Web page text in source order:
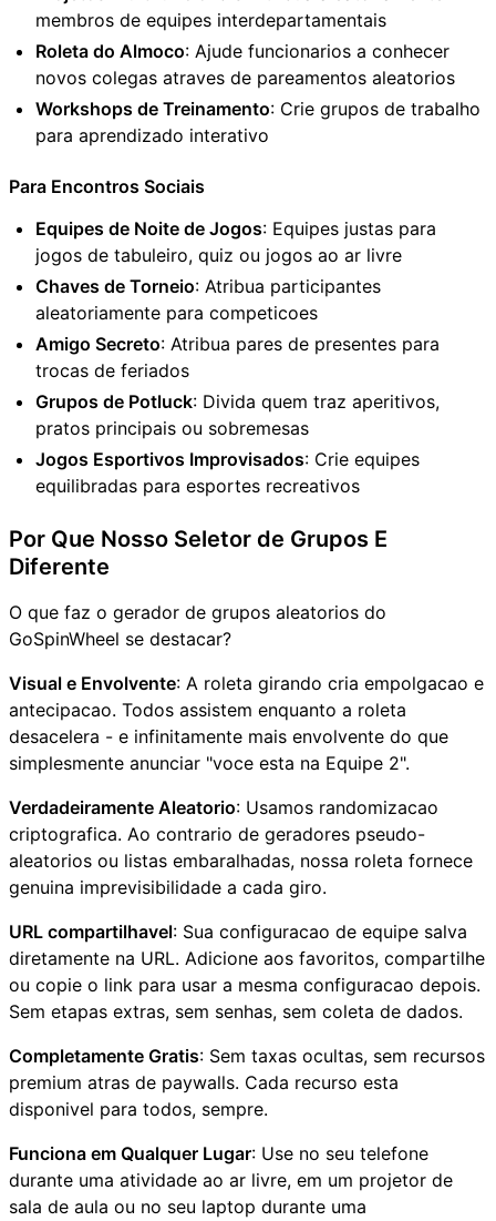
membros de equipes interdepartamentais
Roleta do Almoco: Ajude funcionarios a conhecer
novos colegas atraves de pareamentos aleatorios
Workshops de Treinamento: Crie grupos de trabalho
para aprendizado interativo
Para Encontros Sociais
Equipes de Noite de Jogos: Equipes justas para
jogos de tabuleiro, quiz ou jogos ao ar livre
Chaves de Torneio: Atribua participantes
aleatoriamente para competicoes
Amigo Secreto: Atribua pares de presentes para
trocas de feriados
Grupos de Potluck: Divida quem traz aperitivos,
pratos principais ou sobremesas
Jogos Esportivos Improvisados: Crie equipes
equilibradas para esportes recreativos
Por Que Nosso Seletor de Grupos E
Diferente
O que faz o gerador de grupos aleatorios do
GoSpinWheel se destacar?
Visual e Envolvente: A roleta girando cria empolgacao e
antecipacao. Todos assistem enquanto a roleta
desacelera - e infinitamente mais envolvente do que
simplesmente anunciar "voce esta na Equipe 2".
Verdadeiramente Aleatorio: Usamos randomizacao
criptografica. Ao contrario de geradores pseudo-
aleatorios ou listas embaralhadas, nossa roleta fornece
genuina imprevisibilidade a cada giro.
URL compartilhavel: Sua configuracao de equipe salva
diretamente na URL. Adicione aos favoritos, compartilhe
ou copie o link para usar a mesma configuracao depois.
Sem etapas extras, sem senhas, sem coleta de dados.
Completamente Gratis: Sem taxas ocultas, sem recursos
premium atras de paywalls. Cada recurso esta
disponivel para todos, sempre.
Funciona em Qualquer Lugar: Use no seu telefone
durante uma atividade ao ar livre, em um projetor de
sala de aula ou no seu laptop durante uma